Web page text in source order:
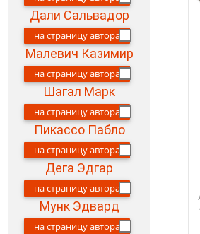
Дали Сальвадор
на страницу автора
Малевич Казимир
на страницу автора
Шагал Марк
на страницу автора
Пикассо Пабло
на страницу автора
Дега Эдгар
на страницу автора
Мунк Эдвард
на страницу автора